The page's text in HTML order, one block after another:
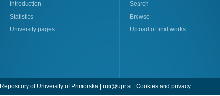
Introduction
Statistics
University pages
Search
Browse
Upload of final works
Repository of University of Primorska | rup@upr.si | Cookies and privacy